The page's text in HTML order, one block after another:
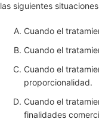
las siguientes
Cuando el
Cuando el
Cuando el
proporcionalidad.
Cuando el
finalidades